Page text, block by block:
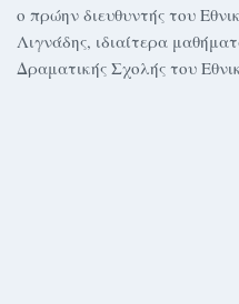
ο πρώην διευθυντής του
Λιγνάδης, ιδιαίτερα
Δραματικής Σχολής του